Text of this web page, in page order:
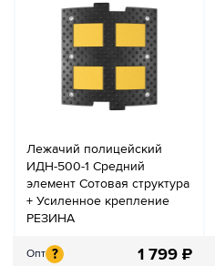
Лежачий полицейский
ИДН-500-1 Средний
элемент Сотовая структура
+ Усиленное крепление
РЕЗИНА
Опт ? 1 799 ₽